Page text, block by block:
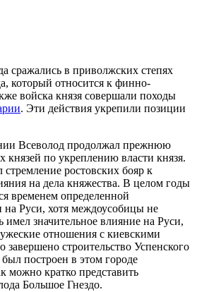
сражались в приволжских степях
который относится к финно-
войска князя совершали походы
. Эти действия укрепили позиции
Всеволод продолжал прежнюю
князей по укреплению власти князя.
ростовских бояр к
на дела княжества. В целом годы
временем определенной
на Руси, хотя междоусобицы не
имел значительное влияние на Руси,
отношения с киевскими
строительство Успенского
построен в этом городе
можно кратко представить
Большое Гнездо.